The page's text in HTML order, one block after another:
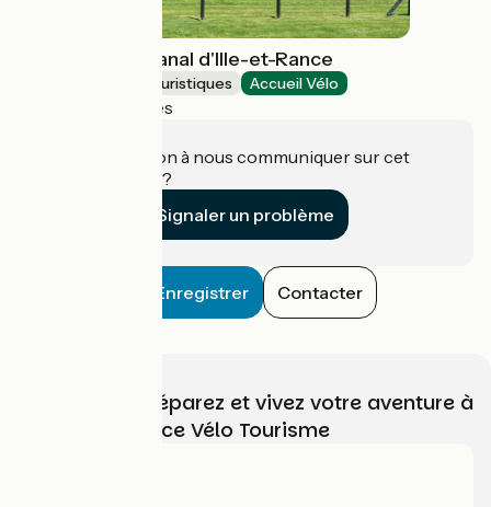
La Maison du Canal d'Ille-et-Rance
Musées et sites touristiques Accueil Vélo
Hédé-Bazouges
Une information à nous communiquer sur cet
établissement ?
Signaler un problème
Enregistrer Contacter
Choisissez, préparez et vivez votre aventure à
vélo avec France Vélo Tourisme